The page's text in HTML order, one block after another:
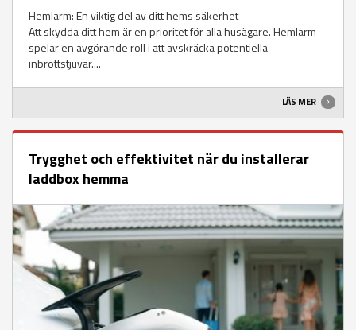
Hemlarm: En viktig del av ditt hems säkerhet
Att skydda ditt hem är en prioritet för alla husägare. Hemlarm
spelar en avgörande roll i att avskräcka potentiella
inbrottstjuvar....
LÄS MER
Trygghet och effektivitet när du installerar
laddbox hemma